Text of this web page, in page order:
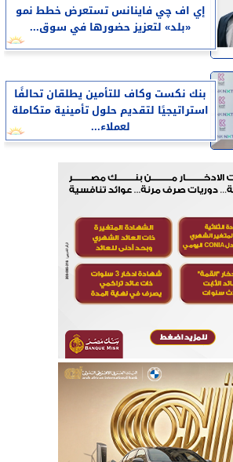
إي اف چي فاينانس تستعرض خطط نمو
«بلد» لتعزيز حضورها في سوق...
بنك نكست وكاف للتأمين يطلقان تحالفًا
استراتيجيًا لتقديم حلول تأمينية متكاملة
لعملاء...